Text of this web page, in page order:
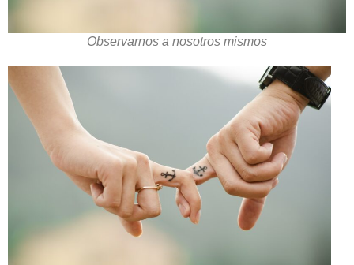
Observarnos a nosotros mismos